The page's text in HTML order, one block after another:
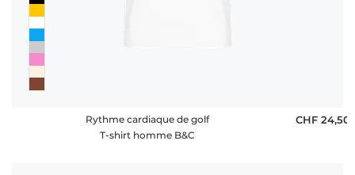
Rythme cardiaque de golf
T-shirt homme B&C
CHF 24,50